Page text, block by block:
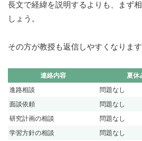
長文で経緯を説明するよりも、まず
しょう。
その方が教授も返信しやすくなります
連絡内容
夏休
進路相談
問題なし
面談依頼
問題なし
研究計画の相談
問題なし
学習方針の相談
問題なし